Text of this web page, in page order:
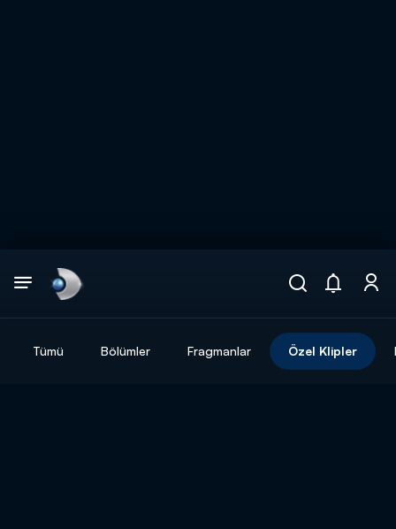
Tümü Bölümler Fragmanlar Özel Klipler